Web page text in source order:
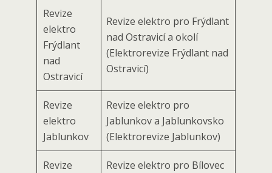
Revize
elektro
Frýdlant
nad
Ostravicí
Revize elektro pro Frýdlant
nad Ostravicí a okolí
(Elektrorevize Frýdlant nad
Ostravicí)
Revize
elektro
Jablunkov
Revize elektro pro
Jablunkov a Jablunkovsko
(Elektrorevize Jablunkov)
Revize
Revize elektro pro Bílovec